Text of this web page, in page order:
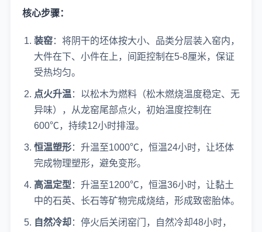
核心步骤：
装窑：将阴干的坯体按大小、品类分层装入窑内，
大件在下、小件在上，间距控制在5-8厘米，保证
受热均匀。
点火升温 ：以松木为燃料（松木燃烧温度稳定、无
异味），从龙窑尾部点火，初始温度控制在
600℃，持续12小时排湿。
恒温塑形：升温至1000℃，恒温24小时，让坯体
完成物理塑形，避免变形。
高温定型 ：升温至1200℃，恒温36小时，让黏土
中的石英、长石等矿物完成烧结，形成致密胎体。
自然冷却：停火后关闭窑门，自然冷却48小时，